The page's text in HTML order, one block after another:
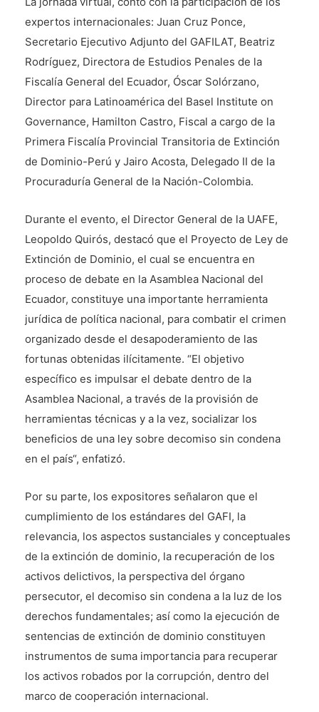
expertos internacionales: Juan Cruz Ponce,
Secretario Ejecutivo Adjunto del GAFILAT, Beatriz
Rodríguez, Directora de Estudios Penales de la
Fiscalía General del Ecuador, Óscar Solórzano,
Director para Latinoamérica del Basel Institute on
Governance, Hamilton Castro, Fiscal a cargo de la
Primera Fiscalía Provincial Transitoria de Extinción
de Dominio-Perú y Jairo Acosta, Delegado II de la
Procuraduría General de la Nación-Colombia.
Durante el evento, el Director General de la UAFE,
Leopoldo Quirós, destacó que el Proyecto de Ley de
Extinción de Dominio, el cual se encuentra en
proceso de debate en la Asamblea Nacional del
Ecuador, constituye una importante herramienta
jurídica de política nacional, para combatir el crimen
organizado desde el desapoderamiento de las
fortunas obtenidas ilícitamente. “El objetivo
específico es impulsar el debate dentro de la
Asamblea Nacional, a través de la provisión de
herramientas técnicas y a la vez, socializar los
beneficios de una ley sobre decomiso sin condena
en el país“, enfatizó.
Por su parte, los expositores señalaron que el
cumplimiento de los estándares del GAFI, la
relevancia, los aspectos sustanciales y conceptuales
de la extinción de dominio, la recuperación de los
activos delictivos, la perspectiva del órgano
persecutor, el decomiso sin condena a la luz de los
derechos fundamentales; así como la ejecución de
sentencias de extinción de dominio constituyen
instrumentos de suma importancia para recuperar
los activos robados por la corrupción, dentro del
marco de cooperación internacional.